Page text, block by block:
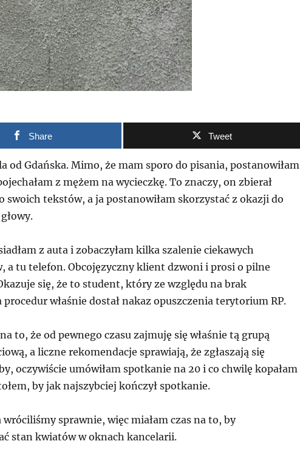
Share Tweet
od Gdańska. Mimo, że mam sporo do pisania, postanowiłam
z mężem na wycieczkę. To znaczy, on zbierał
swoich tekstów, a ja postanowiłam skorzystać z okazji do
z auta i zobaczyłam kilka szalenie ciekawych
a tu telefon. Obcojęzyczny klient dzwoni i prosi o pilne
się, że to student, który ze względu na brak
właśnie dostał nakaz opuszczenia terytorium RP.
to, że od pewnego czasu zajmuję się właśnie tą grupą
a liczne rekomendacje sprawiają, że zgłaszają się
oczywiście umówiłam spotkanie na 20 i co chwilę kopałam
by jak najszybciej kończył spotkanie.
wróciliśmy sprawnie, więc miałam czas na to, by
stan kwiatów w oknach kancelarii.